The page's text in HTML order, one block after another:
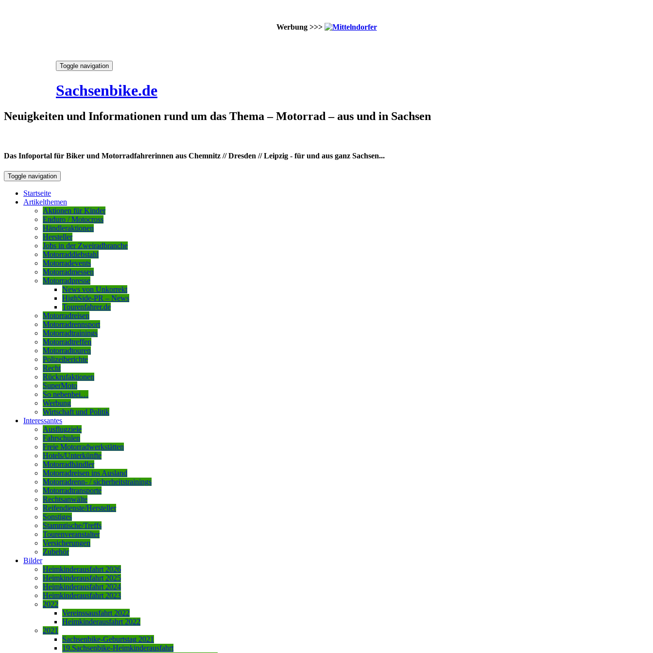
Werbung >>>
Toggle navigation
Sachsenbike.de
Neuigkeiten und Informationen rund um das Thema – Motorrad – aus und in Sachsen
Das Infoportal für Biker und Motorradfahrerinnen aus Chemnitz // Dresden // Leipzig - für und aus ganz Sachsen...
Toggle navigation
Startseite
Artikelthemen
Aktionen für Kinder
Enduro / Motocross
Händleraktionen
Hersteller
Jobs in der Zweiradbranche
Motorraddiebstahl
Motorradevents
Motorradmessen
Motorradpresse
News von Unkorrekt
HighSide-PR – News
Tourenfahrer.de
Motorradreisen
Motorradrennsport
Motorradtrainings
Motorradtreffen
Motorradtouren
Polizeiberichte
Recht
Rückrufaktionen
SuperMoto
So nebenbei…
Werbung
Wirtschaft und Politik
Interessantes
Ausflugziele
Fahrschulen
Freie Motorradwerkstätten
Hotels/Unterkünfte
Motorradhändler
Motorradreisen ins Ausland
Motorradrenn- / sicherheitstrainings
Motorradtransporte
Rechtsanwälte
Reifendienste/Hersteller
Sonstiges
Stammtische/Treffs
Tourenveranstalter
Versicherungen
Zubehör
Bilder
Heimkinderausfahrt 2026
Heimkinderausfahrt 2025
Heimkinderausfahrt 2024
Heimkinderausfahrt 2023
2022
Vereinssausfahrt 2022
Heimkinderausfahrt 2022
2021
Sachsenbike-Geburtstag 2021
19.Sachsenbike-Heimkinderausfahrt